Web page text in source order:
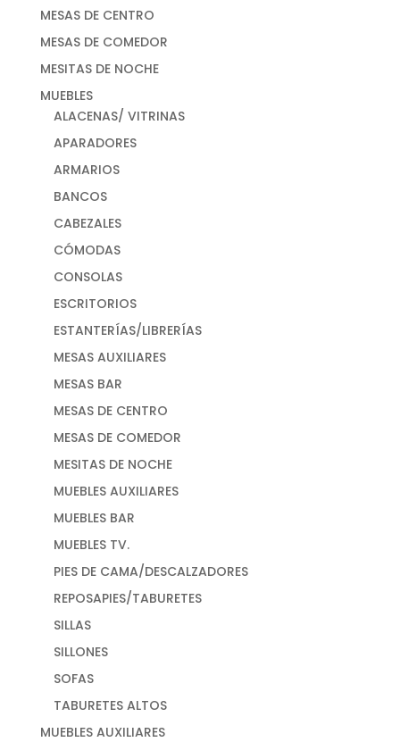
MESAS DE CENTRO
MESAS DE COMEDOR
MESITAS DE NOCHE
MUEBLES
ALACENAS/ VITRINAS
APARADORES
ARMARIOS
BANCOS
CABEZALES
CÓMODAS
CONSOLAS
ESCRITORIOS
ESTANTERÍAS/LIBRERÍAS
MESAS AUXILIARES
MESAS BAR
MESAS DE CENTRO
MESAS DE COMEDOR
MESITAS DE NOCHE
MUEBLES AUXILIARES
MUEBLES BAR
MUEBLES TV.
PIES DE CAMA/DESCALZADORES
REPOSAPIES/TABURETES
SILLAS
SILLONES
SOFAS
TABURETES ALTOS
MUEBLES AUXILIARES